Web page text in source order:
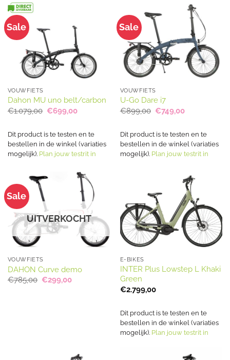
Sale
VOUWFIETS
Dahon MU uno belt/carbon
€1.079,00 Oorspronkelijke
prijs
€1.079,00.
€699,00Huidige
€699,00.
Dit product is te testen en te
bestellen in de winkel (variaties
mogelijk). Plan jouw testrit in
Sale
VOUWFIETS
U-Go Dare i7
€899,00 Oorspronkelijke
prijs
€899,00.
€749,00Huidige
€749,00.
Dit product is te testen en te
bestellen in de winkel (variaties
mogelijk). Plan jouw testrit in
Sale
UITVERKOCHT
VOUWFIETS
DAHON Curve demo
€785,00 Oorspronkelijke
€299,00Huidige
E-BIKES
INTER Plus Lowstep L Khaki
Green
€2.799,00
Dit product is te testen en te
bestellen in de winkel (variaties
mogelijk). Plan jouw testrit in